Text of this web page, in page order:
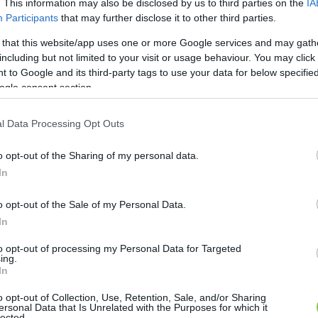
This information may also be disclosed by us to third parties on the
Participants that may further disclose it to other third parties.
that this website/app uses one or more Google services and may
but not limited to your visit or usage behaviour. You may
to Google and its third-party tags to use your data for below
consent section.
Data Processing Opt Outs
opt-out of the Sharing of my personal data.
opt-out of the Sale of my Personal Data.
opt-out of processing my Personal Data for Targeted
opt-out of Collection, Use, Retention, Sale, and/or Sharing
Data that Is Unrelated with the Purposes for which it
energiahatékonyságának növelése
a beavatkozási területen javította az ellátás
a csőtörések számát és a vízveszteséget.
István körúton, illetve az Ipoly utcán zajlottak
út tengelyen volt nagyfokú beavatkozás:
csökkentése, továbbá kapacitásnövelés
kicserélték a nem megfelelő hatékonyságú
üzembe, online figyelő rendszert hoztak létre.
arzénkoncentráció-mérő berendezés
veszélyes hulladék mennyiségének